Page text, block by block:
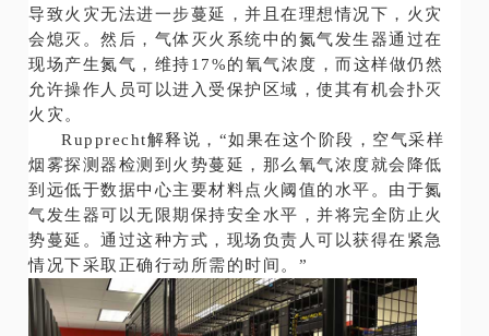
导致火灾无法进一步蔓延，并且在理想情况下，火灾
会熄灭。然后，气体灭火系统中的氮气发生器通过在
现场产生氮气，维持17%的氧气浓度，而这样做仍然
允许操作人员可以进入受保护区域，使其有机会扑灭
火灾。
Rupprecht解释说，“如果在这个阶段，空气采样
烟雾探测器检测到火势蔓延，那么氧气浓度就会降低
到远低于数据中心主要材料点火阈值的水平。由于氮
气发生器可以无限期保持安全水平，并将完全防止火
势蔓延。通过这种方式，现场负责人可以获得在紧急
情况下采取正确行动所需的时间。”